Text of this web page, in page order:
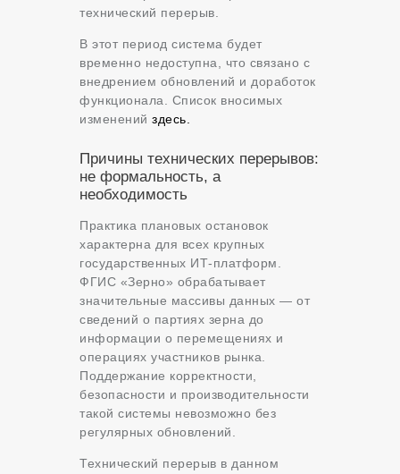
технический перерыв.
В этот период система будет
временно недоступна, что связано с
внедрением обновлений и доработок
функционала. Список вносимых
изменений здесь.
Причины технических перерывов:
не формальность, а
необходимость
Практика плановых остановок
характерна для всех крупных
государственных ИТ-платформ.
ФГИС «Зерно» обрабатывает
значительные массивы данных — от
сведений о партиях зерна до
информации о перемещениях и
операциях участников рынка.
Поддержание корректности,
безопасности и производительности
такой системы невозможно без
регулярных обновлений.
Технический перерыв в данном